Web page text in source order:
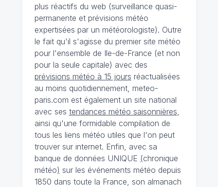
plus réactifs du web (surveillance quasi-
permanente et prévisions météo
expertisées par un météorologiste). Outre
le fait qu'il s'agisse du premier site météo
pour l'ensemble de Ile-de-France (et non
pour la seule capitale) avec des
prévisions météo à 15 jours réactualisées
au moins quotidiennement, meteo-
paris.com est également un site national
avec ses tendances météo saisonnières
ainsi qu'une formidable compilation de
tous les liens météo utiles que l'on peut
trouver sur internet. Enfin, avec sa
banque de données UNIQUE (chronique
météo) sur les événements météo depuis
1850 dans toute la France, son almanach